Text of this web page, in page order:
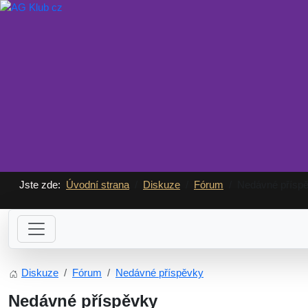
Jste zde: Úvodní strana Diskuze Fórum
Diskuze Fórum Nedávné příspěvky
Nedávné příspěvky